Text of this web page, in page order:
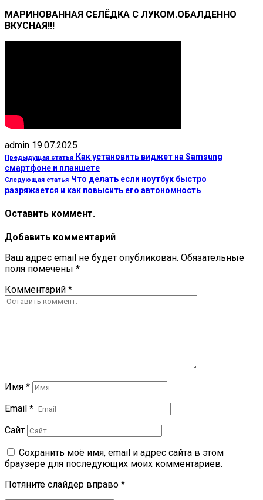
МАРИНОВАННАЯ СЕЛЁДКА С ЛУКОМ.ОБАЛДЕННО
ВКУСНАЯ!!!
admin 19.07.2025
Предыдущая статья Как установить виджет на Samsung
смартфоне и планшете
Следующая статья Что делать если ноутбук быстро
разряжается и как повысить его автономность
Оставить коммент.
Добавить комментарий
Ваш адрес email не будет опубликован. Обязательные
поля помечены *
Комментарий *
Имя *
Email *
Сайт
Сохранить моё имя, email и адрес сайта в этом
браузере для последующих моих комментариев.
Потяните слайдер вправо *